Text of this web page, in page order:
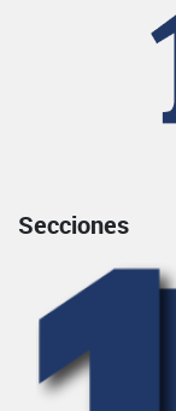
Secciones